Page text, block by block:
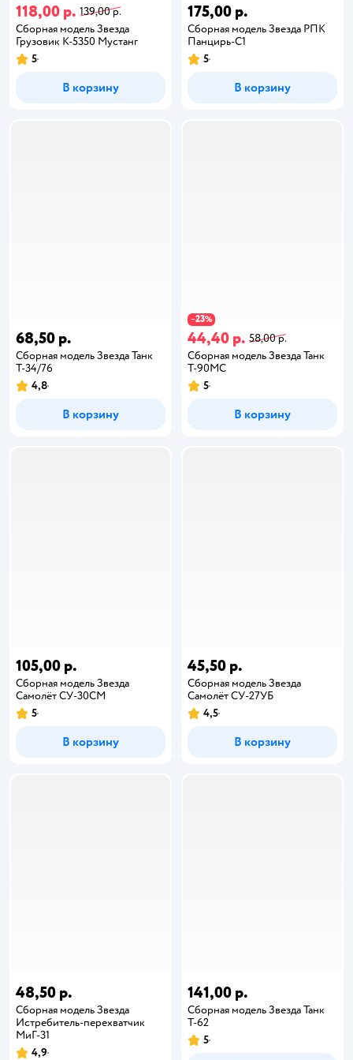
118,00 р. 139,00 р.
Сборная модель Звезда
Грузовик К-5350 Мустанг
5
В корзину
175,00 р.
Сборная модель Звезда РПК
Панцирь-С1
5
В корзину
68,50 р.
Сборная модель Звезда Танк
Т-34/76
4,8
В корзину
−23%
44,40 р. 58,00 р.
Сборная модель Звезда Танк
Т-90МС
5
В корзину
105,00 р.
Сборная модель Звезда
Самолёт СУ-30СМ
5
В корзину
45,50 р.
Сборная модель Звезда
Самолёт СУ-27УБ
4,5
В корзину
48,50 р.
Сборная модель Звезда
Истребитель-перехватчик
МиГ-31
4,9
141,00 р.
Сборная модель Звезда Танк
Т-62
5